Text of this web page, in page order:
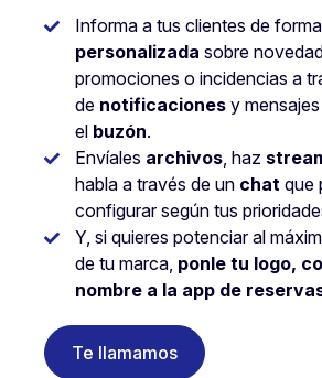
Informa a tus clientes de forma
personalizada sobre
promociones o incidencias a
de notificaciones y
el buzón.
Envíales archivos , haz
habla a través de un chat que
configurar según tus
Y, si quieres potenciar al
de tu marca, ponle tu logo,
nombre a la app de
Te llamamos